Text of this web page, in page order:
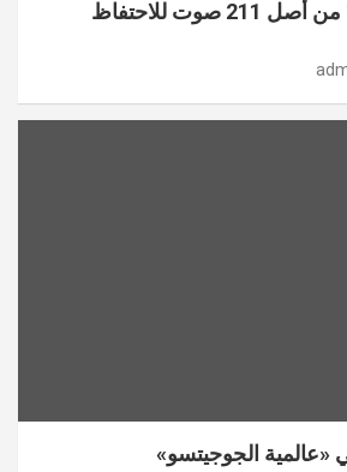
انفانتينو يحتاج 106 من أصل 211 صوت للاحتفاظ
«عالمية الجوجيتسو»